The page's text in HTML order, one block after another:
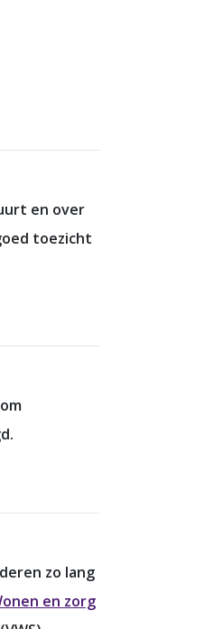
en over
toezicht
zo lang
en zorg